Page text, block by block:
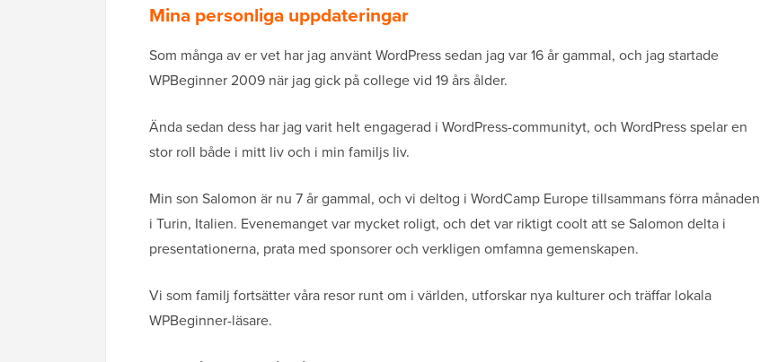
Mina personliga uppdateringar
Som många av er vet har jag använt WordPress sedan jag var 16 år gammal, och jag startade
WPBeginner 2009 när jag gick på college vid 19 års ålder.
Ända sedan dess har jag varit helt engagerad i WordPress-communityt, och WordPress spelar en
stor roll både i mitt liv och i min familjs liv.
Min son Salomon är nu 7 år gammal, och vi deltog i WordCamp Europe tillsammans förra månaden
i Turin, Italien. Evenemanget var mycket roligt, och det var riktigt coolt att se Salomon delta i
presentationerna, prata med sponsorer och verkligen omfamna gemenskapen.
Vi som familj fortsätter våra resor runt om i världen, utforskar nya kulturer och träffar lokala
WPBeginner-läsare.